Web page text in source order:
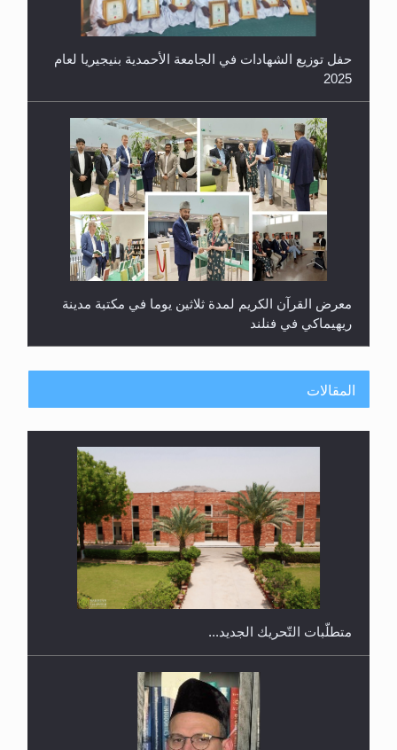
حفل توزيع الشهادات في الجامعة الأحمدية بنيجيريا لعام
2025
معرض القرآن الكريم لمدة ثلاثين يوما في مكتبة مدينة
ريهيماكي في فنلند
ندوة حول نظام الوصية في الجماعة الأحمدية في
شيتاغونغ – بنغلاديش
المقالات
متطلَّبات التّحريك الجديد...